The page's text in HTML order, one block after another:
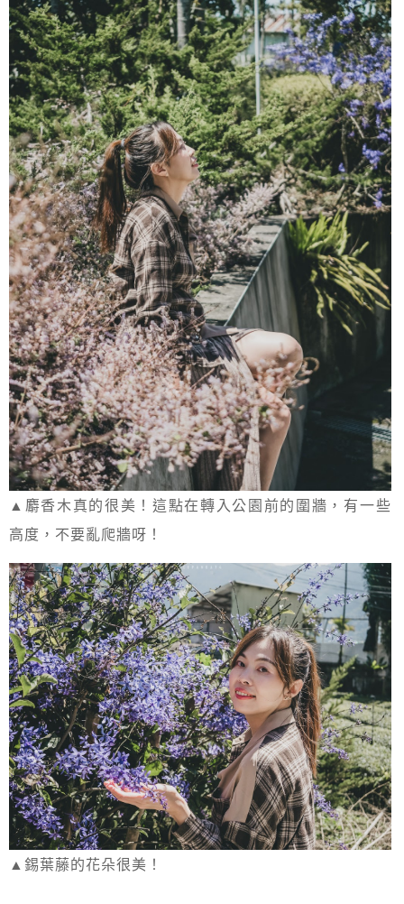
▲麝香木真的很美！這點在轉入公園前的圍牆，有一些
高度，不要亂爬牆呀！
▲錫葉藤的花朵很美！